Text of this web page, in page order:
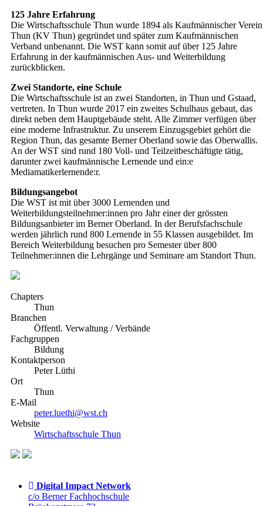
125 Jahre Erfahrung
Die Wirtschaftsschule Thun wurde 1894 als Kaufmännischer Verein
Thun (KV Thun) gegründet und später zum Kaufmännischen
Verband unbenannt. Die WST kann somit auf über 125 Jahre
Erfahrung in der kaufmännischen Aus- und Weiterbildung
zurückblicken.
Zwei Standorte, eine Schule
Die Wirtschaftsschule ist an zwei Standorten, in Thun und Gstaad,
vertreten. In Thun wurde 2017 ein zweites Schulhaus gebaut, das
direkt neben dem Hauptgebäude steht. Alle Zimmer verfügen über
eine moderne Infrastruktur. Zu unserem Einzugsgebiet gehört die
Region Thun, das gesamte Berner Oberland sowie das Oberwallis.
An der WST sind rund 180 Voll- und Teilzeitbeschäftigte tätig,
darunter zwei kaufmännische Lernende und ein:e
Mediamatikerlernende:r.
Bildungsangebot
Die WST ist mit über 3000 Lernenden und
Weiterbildungsteilnehmer:innen pro Jahr einer der grössten
Bildungsanbieter im Berner Oberland. In der Berufsfachschule
werden jährlich rund 800 Lernende in 55 Klassen ausgebildet. Im
Bereich Weiterbildung besuchen pro Semester über 800
Teilnehmer:innen die Lehrgänge und Seminare am Standort Thun.
Chapters
Thun
Branchen
Öffentl. Verwaltung / Verbände
Fachgruppen
Bildung
Kontaktperson
Peter Lüthi
Ort
Thun
E-Mail
peter.luethi@wst.ch
Website
Wirtschaftsschule Thun
Digital Impact Network
c/o Berner Fachhochschule